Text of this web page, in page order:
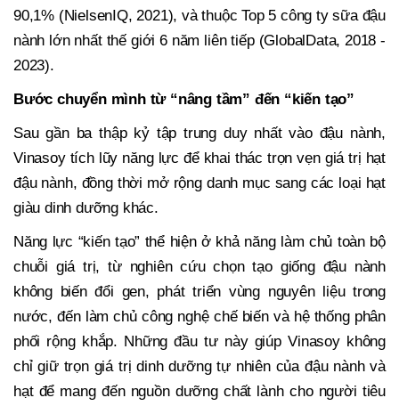
90,1% (NielsenIQ, 2021), và thuộc Top 5 công ty sữa đậu
nành lớn nhất thế giới 6 năm liên tiếp (GlobalData, 2018 -
2023).
Bước chuyển mình từ “nâng tầm” đến “kiến tạo”
Sau gần ba thập kỷ tập trung duy nhất vào đậu nành,
Vinasoy tích lũy năng lực để khai thác trọn vẹn giá trị hạt
đậu nành, đồng thời mở rộng danh mục sang các loại hạt
giàu dinh dưỡng khác.
Năng lực “kiến tạo” thể hiện ở khả năng làm chủ toàn bộ
chuỗi giá trị, từ nghiên cứu chọn tạo giống đậu nành
không biến đổi gen, phát triển vùng nguyên liệu trong
nước, đến làm chủ công nghệ chế biến và hệ thống phân
phối rộng khắp. Những đầu tư này giúp Vinasoy không
chỉ giữ trọn giá trị dinh dưỡng tự nhiên của đậu nành và
hạt để mang đến nguồn dưỡng chất lành cho người tiêu